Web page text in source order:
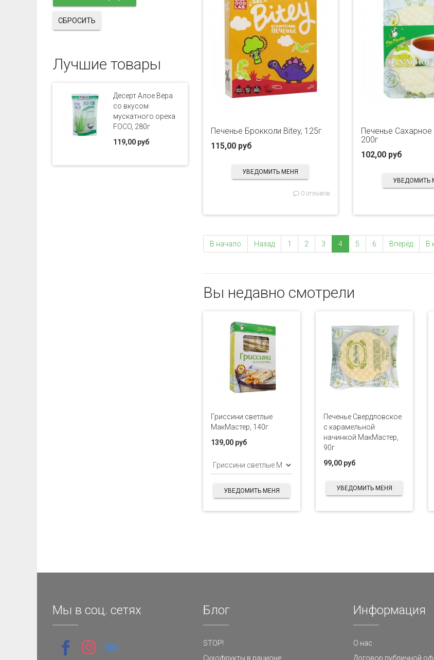
Печенье Брокколи Bitey, 125г
115,00 руб
УВЕДОМИТЬ МЕНЯ
0 отзывов
Печенье
200г
102,00 руб
УВЕДОМИТЬ
В начало Назад 1 2 3 4 5 6 Вперёд В
Вы недавно смотрели
Гриссини светлые
МакМастер, 140г
139,00 руб
УВЕДОМИТЬ МЕНЯ
Печенье Свердловское
с карамельной
начинкой МакМастер,
90г
99,00 руб
УВЕДОМИТЬ МЕНЯ
СБРОСИТЬ
Лучшие товары
Десерт Алое Вера
со вкусом
мускатного ореха
FOCO, 280г
119,00 руб
Мы в соц. сетях Блог
STOP!
Сухофрукты в рационе
Информация
О нас
Договор публичной